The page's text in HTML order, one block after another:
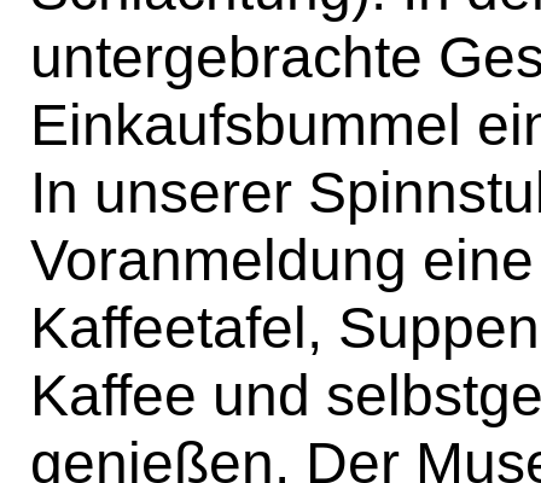
untergebrachte
Einkaufsbummel
In unserer
Voranmeldung
Kaffeetafel,
Kaffee und
genießen. Der